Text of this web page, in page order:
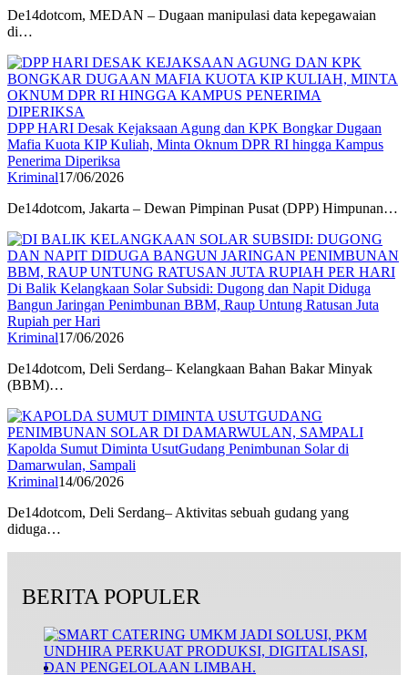
De14dotcom, MEDAN – Dugaan manipulasi data kepegawaian
di…
DPP HARI Desak Kejaksaan Agung dan KPK Bongkar Dugaan
Mafia Kuota KIP Kuliah, Minta Oknum DPR RI hingga Kampus
Penerima Diperiksa
Kriminal17/06/2026
De14dotcom, Jakarta – Dewan Pimpinan Pusat (DPP) Himpunan…
Di Balik Kelangkaan Solar Subsidi: Dugong dan Napit Diduga
Bangun Jaringan Penimbunan BBM, Raup Untung Ratusan Juta
Rupiah per Hari
Kriminal17/06/2026
De14dotcom, Deli Serdang– Kelangkaan Bahan Bakar Minyak
(BBM)…
Kapolda Sumut Diminta UsutGudang Penimbunan Solar di
Damarwulan, Sampali
Kriminal14/06/2026
De14dotcom, Deli Serdang– Aktivitas sebuah gudang yang
diduga…
BERITA POPULER